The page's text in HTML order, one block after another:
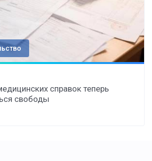
справок теперь
свободы